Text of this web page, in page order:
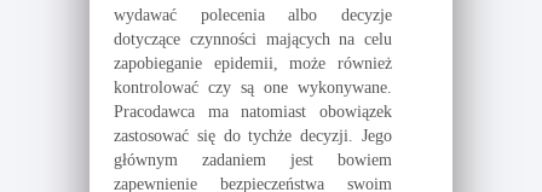
wydawać polecenia albo decyzje
dotyczące czynności mających na celu
zapobieganie epidemii, może również
kontrolować czy są one wykonywane.
Pracodawca ma natomiast obowiązek
zastosować się do tychże decyzji. Jego
głównym zadaniem jest bowiem
zapewnienie bezpieczeństwa swoim